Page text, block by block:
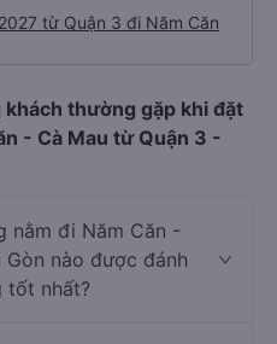
từ Quận 3 đi Năm Căn
thường gặp khi đặt
- Cà Mau từ Quận 3 -
nằm đi Năm Căn -
nào được đánh
tốt nhất?